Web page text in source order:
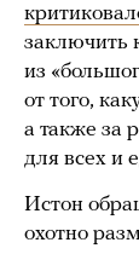
заключить
из
от того,
а также за
для всех и
Истон
охотно